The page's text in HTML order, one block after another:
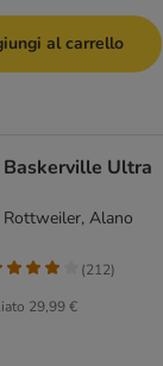
al carrello
Ultra
Rottweiler, Alano
29,99 €
(212)